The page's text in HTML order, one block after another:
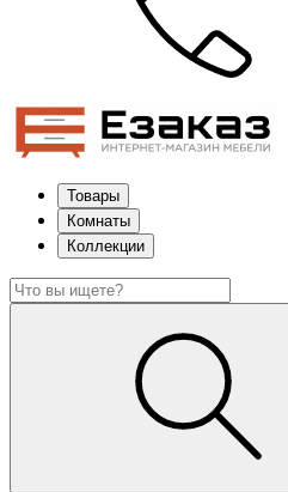
Товары
Комнаты
Коллекции